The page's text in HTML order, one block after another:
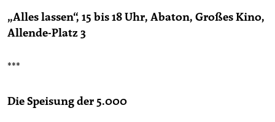
„Alles lassen“, 15 bis 18 Uhr, Abaton, Großes Kino,
Allende-Platz 3
***
Die Speisung der 5.000